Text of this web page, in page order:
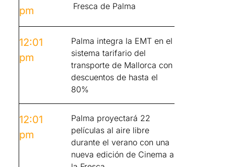
pm
Fresca de Palma
12:01
pm
Palma integra la EMT en el
sistema tarifario del
transporte de Mallorca con
descuentos de hasta el
80%
12:01
pm
Palma proyectará 22
películas al aire libre
durante el verano con una
nueva edición de Cinema a